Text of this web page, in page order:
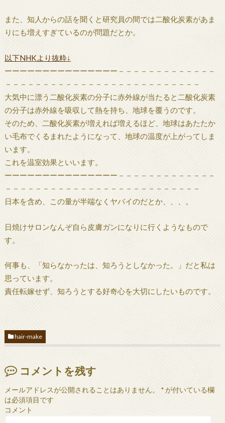
また、知人からの話を聞くと研究員の間では二酸化炭素があま
りにも増えすぎているのが問題だとか。
以下NHKより抜粋↓
ーーーーーーーーーーーーーーー－－－－－－－－－－－－－
－－－－－－－－－－－－－－－－－－－－－－－－－－
大気中に漂う二酸化炭素の分子に赤外線が当たると二酸化炭素
の分子は赤外線を吸収して熱を持ち、地球を覆うのです。
そのため、二酸化炭素が増えれば増えるほど、地球はあたたか
い毛布でくるまれたようになって、地球の温度が上がってしま
います。
これを温室効果といいます。
ーーーーーーーーーーーーーーー－－－－－－－－－－－－－
－－－－－－－－－－－－－－－－－－－－－－－－－－
日本を含め、この量が半端なくヤバイのだとか、、、。
日焼けサロンなんぞ自ら皮膚ガンになりに行くようなもので
す。
何事も、「知らなかったは、知ろうとしなかった。」だと私は
思っています。
責任転嫁せず、知ろうとする好奇心を大切にしたいものです。
hair-make
コメントを残す
メールアドレスが公開されることはありません。 *が付いている欄
は必須項目です
コメント